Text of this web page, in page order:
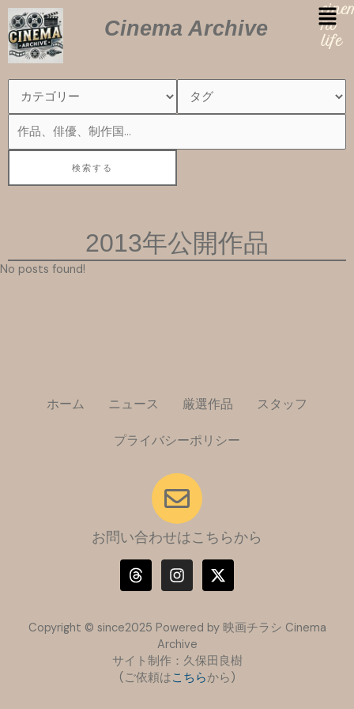
内
容
を
ス
Cinema Archive
no
life
2013年公開作品
No posts found!
ホーム ニュース 厳選作品 スタッフ
プライバシーポリシー
お問い合わせはこちらから
T
h
r
a
d
I
n
s
g
r
a
m
X
-
t
t
t
e
r
Copyright © since2025 Powered by 映画チラシ Cinema
Archive
サイト制作：久保田良樹
(ご依頼はこちらから)